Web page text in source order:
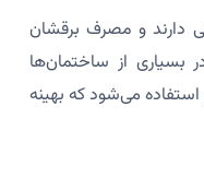
دارند و مصرف برقشان
از ساختمان‌ها
۱۵ یا ۲۰ سال قبل استفاده می‌شود که بهینه